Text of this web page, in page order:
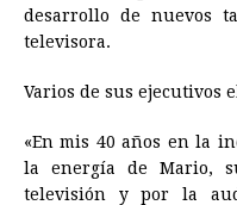
desarrollo de nuevos
televisora.
Varios de sus ejecutivos
«En mis 40 años en la
la energía de Mario,
televisión y por la